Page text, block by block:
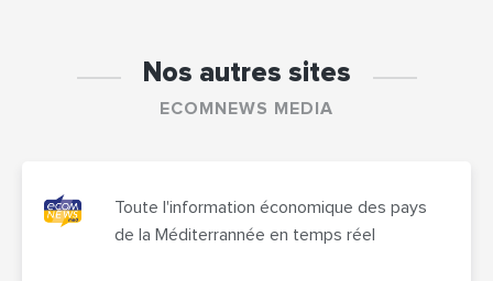
Nos autres sites
ECOMNEWS MEDIA
Toute l'information économique des pays
de la Méditerrannée en temps réel